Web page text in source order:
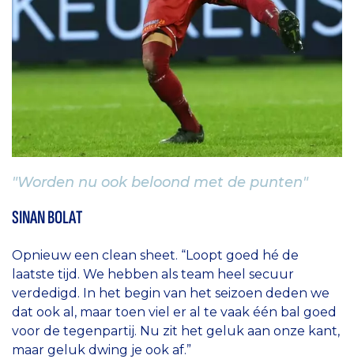
"Worden nu ook beloond met de punten"
SINAN BOLAT
Opnieuw een clean sheet. “Loopt goed hé de
laatste tijd. We hebben als team heel secuur
verdedigd. In het begin van het seizoen deden we
dat ook al, maar toen viel er al te vaak één bal goed
voor de tegenpartij. Nu zit het geluk aan onze kant,
maar geluk dwing je ook af.”